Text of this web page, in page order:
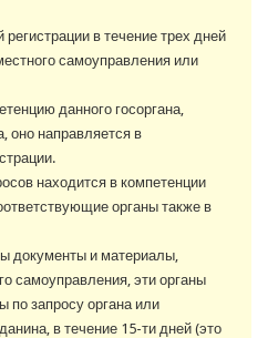
в течение трех дней
самоуправления или
данного госоргана,
оно направляется в
находится в компетенции
органы также в
документы и материалы,
самоуправления, эти органы
по запросу органа или
в течение 15-ти дней (это